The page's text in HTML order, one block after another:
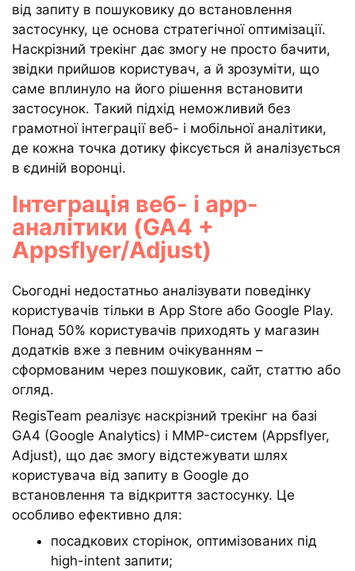
від запиту в пошуковику до встановлення
застосунку, це основа стратегічної оптимізації.
Наскрізний трекінг дає змогу не просто бачити,
звідки прийшов користувач, а й зрозуміти, що
саме вплинуло на його рішення встановити
застосунок. Такий підхід неможливий без
грамотної інтеграції веб- і мобільної аналітики,
де кожна точка дотику фіксується й аналізується
в єдиній воронці.
Інтеграція веб- і app-
аналітики (GA4 +
Appsflyer/Adjust)
Сьогодні недостатньо аналізувати поведінку
користувачів тільки в App Store або Google Play.
Понад 50% користувачів приходять у магазин
додатків вже з певним очікуванням –
сформованим через пошуковик, сайт, статтю або
огляд.
RegisTeam реалізує наскрізний трекінг на базі
GA4 (Google Analytics) і MMP-систем (Appsflyer,
Adjust), що дає змогу відстежувати шлях
користувача від запиту в Google до
встановлення та відкриття застосунку. Це
особливо ефективно для:
посадкових сторінок, оптимізованих під
high-intent запити;